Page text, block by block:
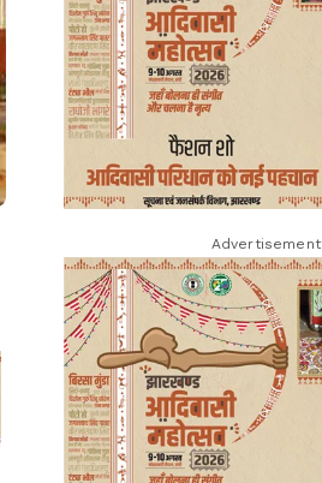
Advertisement